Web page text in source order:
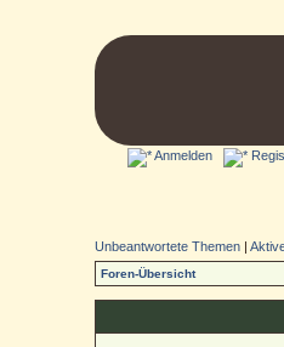
Anmelden
Unbeantwortete Themen |
Foren-Übersicht